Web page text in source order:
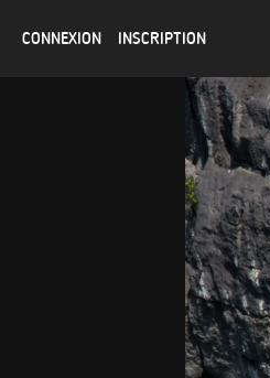
CONNEXION INSCRIPTION